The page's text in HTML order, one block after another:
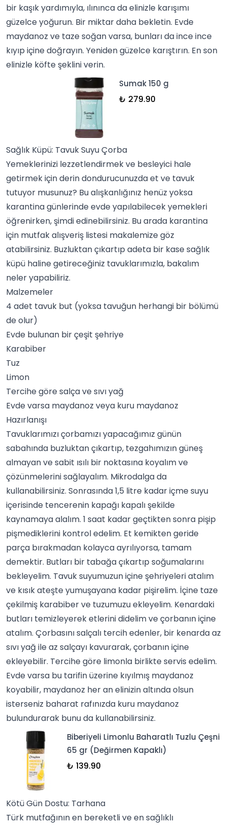
bir kaşık yardımıyla, ılınınca da elinizle karışımı
güzelce yoğurun. Bir miktar daha bekletin. Evde
maydanoz ve taze soğan varsa, bunları da ince ince
kıyıp içine doğrayın. Yeniden güzelce karıştırın. En son
elinizle köfte şeklini verin.
Sumak 150 g
₺ 279.90
Sağlık Küpü: Tavuk Suyu Çorba
Yemeklerinizi lezzetlendirmek ve besleyici hale
getirmek için derin dondurucunuzda et ve tavuk
tutuyor musunuz? Bu alışkanlığınız henüz yoksa
karantina günlerinde evde yapılabilecek yemekleri
öğrenirken, şimdi edinebilirsiniz. Bu arada karantina
için mutfak alışveriş listesi makalemize göz
atabilirsiniz. Buzluktan çıkartıp adeta bir kase sağlık
küpü haline getireceğiniz tavuklarımızla, bakalım
neler yapabiliriz.
Malzemeler
4 adet tavuk but (yoksa tavuğun herhangi bir bölümü
de olur)
Evde bulunan bir çeşit şehriye
Karabiber
Tuz
Limon
Tercihe göre salça ve sıvı yağ
Evde varsa maydanoz veya kuru maydanoz
Hazırlanışı
Tavuklarımızı çorbamızı yapacağımız günün
sabahında buzluktan çıkartıp, tezgahımızın güneş
almayan ve sabit ısılı bir noktasına koyalım ve
çözünmelerini sağlayalım. Mikrodalga da
kullanabilirsiniz. Sonrasında 1,5 litre kadar içme suyu
içerisinde tencerenin kapağı kapalı şekilde
kaynamaya alalım. 1 saat kadar geçtikten sonra pişip
pişmediklerini kontrol edelim. Et kemikten geride
parça bırakmadan kolayca ayrılıyorsa, tamam
demektir. Butları bir tabağa çıkartıp soğumalarını
bekleyelim. Tavuksuyumuzun içine şehriyeleri atalım
ve kısık ateşte yumuşayana kadar pişirelim. İçine taze
çekilmiş karabiber ve tuzumuzu ekleyelim. Kenardaki
butları temizleyerek etlerini didelim ve çorbanın içine
atalım. Çorbasını salçalı tercih edenler, bir kenarda az
sıvı yağ ile az salçayı kavurarak,çorbanın içine
ekleyebilir. Tercihe göre limonla birlikte servis edelim.
Evde varsa bu tarifin üzerine kıyılmış maydanoz
koyabilir, maydanoz her an elinizin altında olsun
isterseniz baharat rafınızda kuru maydanoz
bulundurarak bunu da kullanabilirsiniz.
Biberiyeli Limonlu Baharatlı Tuzlu Çeşni
65 gr (Değirmen Kapaklı)
₺ 139.90
Kötü Gün Dostu: Tarhana
Türk mutfağının en bereketli ve en sağlıklı